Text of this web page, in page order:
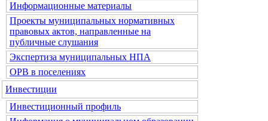
Информационные материалы
Проекты муниципальных нормативных
правовых актов, направленные на
публичные слушания
Экспертиза муниципальных НПА
ОРВ в поселениях
Инвестиции
Инвестиционный профиль